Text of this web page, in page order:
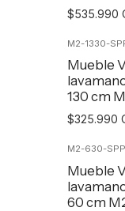
$535.990
M2-1330-
Mueble
130 cm
$325.990
M2-630-SPP
Mueble
60 cm